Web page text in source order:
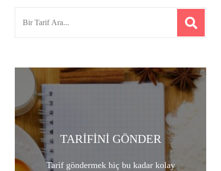
TARİFİNİ GÖNDER
Tarif göndermek hiç bu kadar kolay